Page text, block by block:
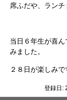
席ふだや、ランチ
当日６年生が喜
みました。
２８日が楽しみで
登録日: